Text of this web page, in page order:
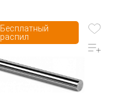
Бесплатный
распил